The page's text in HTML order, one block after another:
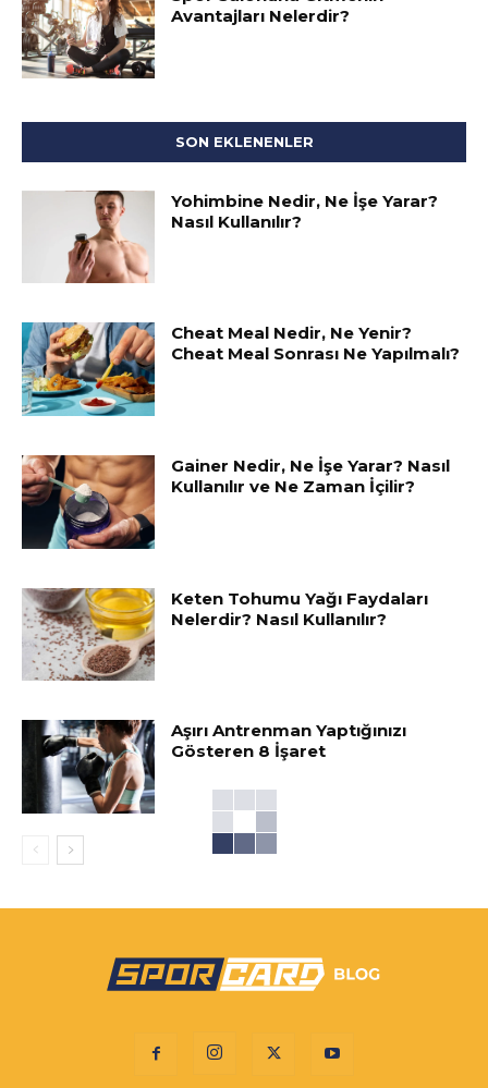
Avantajları Nelerdir?
SON EKLENENLER
Yohimbine Nedir, Ne İşe Yarar?
Nasıl Kullanılır?
Cheat Meal Nedir, Ne Yenir?
Cheat Meal Sonrası Ne Yapılmalı?
Gainer Nedir, Ne İşe Yarar? Nasıl
Kullanılır ve Ne Zaman İçilir?
Keten Tohumu Yağı Faydaları
Nelerdir? Nasıl Kullanılır?
Aşırı Antrenman Yaptığınızı
Gösteren 8 İşaret